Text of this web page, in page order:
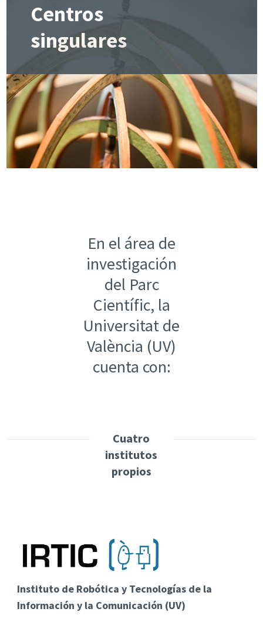
Centros
singulares
En el área de
investigación
del Parc
Científic, la
Universitat de
València (UV)
cuenta con:
Cuatro
institutos
propios
Instituto de Robótica y Tecnologías de la
Información y la Comunicación (UV)